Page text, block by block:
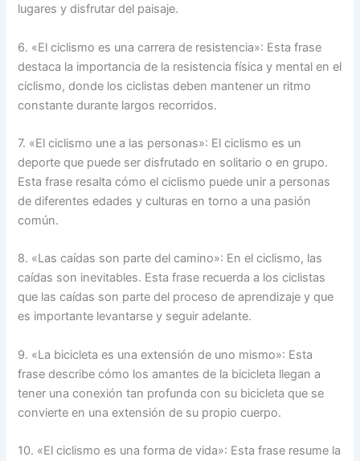
lugares y disfrutar del paisaje.
6. «El ciclismo es una carrera de resistencia»: Esta frase
destaca la importancia de la resistencia física y mental en el
ciclismo, donde los ciclistas deben mantener un ritmo
constante durante largos recorridos.
7. «El ciclismo une a las personas»: El ciclismo es un
deporte que puede ser disfrutado en solitario o en grupo.
Esta frase resalta cómo el ciclismo puede unir a personas
de diferentes edades y culturas en torno a una pasión
común.
8. «Las caídas son parte del camino»: En el ciclismo, las
caídas son inevitables. Esta frase recuerda a los ciclistas
que las caídas son parte del proceso de aprendizaje y que
es importante levantarse y seguir adelante.
9. «La bicicleta es una extensión de uno mismo»: Esta
frase describe cómo los amantes de la bicicleta llegan a
tener una conexión tan profunda con su bicicleta que se
convierte en una extensión de su propio cuerpo.
10. «El ciclismo es una forma de vida»: Esta frase resume la